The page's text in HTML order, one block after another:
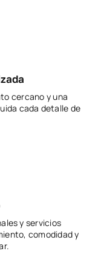
cercano y una
cada detalle de
y servicios
comodidad y